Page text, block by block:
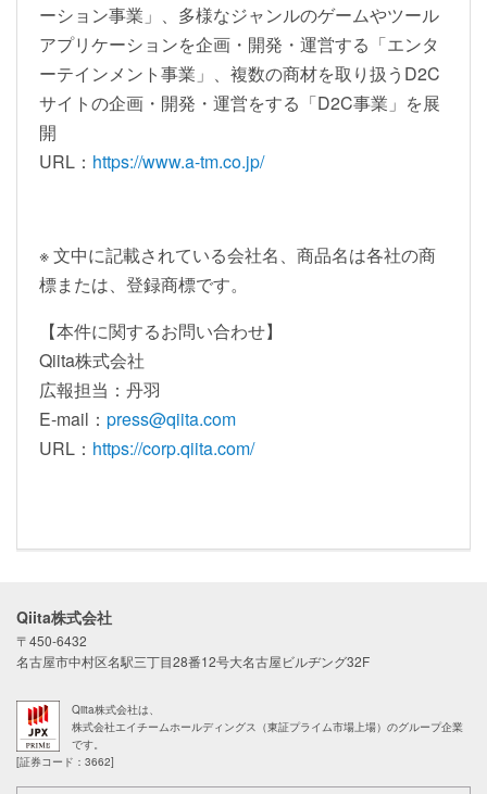
ーション事業」、多様なジャンルのゲームやツール
アプリケーションを企画・開発・運営する「エンタ
ーテインメント事業」、複数の商材を取り扱うD2C
サイトの企画・開発・運営をする「D2C事業」を展
開
URL： https://www.a-tm.co.jp/
※ 文中に記載されている会社名、商品名は各社の商
標または、登録商標です。
【本件に関するお問い合わせ】
Qiita株式会社
広報担当：丹羽
E-mail： press@qiita.com
URL： https://corp.qiita.com/
Qiita株式会社
〒450-6432
名古屋市中村区名駅三丁目28番12号大名古屋ビルヂング32F
Qiita株式会社は、
株式会社エイチームホールディングス（東証プライム市場上場）のグループ企業
です。
[証券コード：3662]